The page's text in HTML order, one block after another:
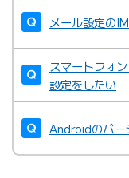
メール設定の
スマートフォ
設定をしたい
Androidのバー